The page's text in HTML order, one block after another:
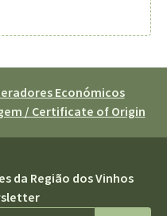
Económicos
/ Certificate of Origin
da Região dos Vinhos